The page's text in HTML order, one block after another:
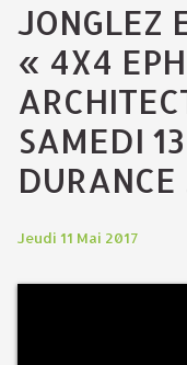
JONGLEZ
« 4X4
SAMEDI
DURANCE
Jeudi 11 Mai 2017